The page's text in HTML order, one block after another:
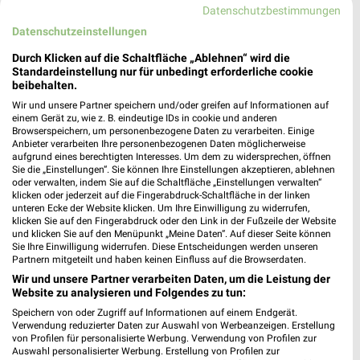
21,8 km
Angebote ab 03.08.
Noch morgen gültig
48,6 km
Angebote ab 01.08.
Noch heute gültig
XXXLutz XXXLutz
Datenschutzbestimmungen
Datenschutzeinstellungen
Durch Klicken auf die Schaltfläche „Ablehnen“ wird die
Standardeinstellung nur für unbedingt erforderliche cookie
beibehalten.
Wir und unsere Partner speichern und/oder greifen auf Informationen auf
einem Gerät zu, wie z. B. eindeutige IDs in cookie und anderen
Browserspeichern, um personenbezogene Daten zu verarbeiten. Einige
Anbieter verarbeiten Ihre personenbezogenen Daten möglicherweise
aufgrund eines berechtigten Interesses. Um dem zu widersprechen, öffnen
Sie die „Einstellungen“. Sie können Ihre Einstellungen akzeptieren, ablehnen
oder verwalten, indem Sie auf die Schaltfläche „Einstellungen verwalten“
klicken oder jederzeit auf die Fingerabdruck-Schaltfläche in der linken
unteren Ecke der Website klicken. Um Ihre Einwilligung zu widerrufen,
klicken Sie auf den Fingerabdruck oder den Link in der Fußzeile der Website
und klicken Sie auf den Menüpunkt „Meine Daten“. Auf dieser Seite können
Sie Ihre Einwilligung widerrufen. Diese Entscheidungen werden unseren
Partnern mitgeteilt und haben keinen Einfluss auf die Browserdaten.
Wir und unsere Partner verarbeiten Daten, um die Leistung der
Website zu analysieren und Folgendes zu tun:
Speichern von oder Zugriff auf Informationen auf einem Endgerät.
Verwendung reduzierter Daten zur Auswahl von Werbeanzeigen. Erstellung
von Profilen für personalisierte Werbung. Verwendung von Profilen zur
Auswahl personalisierter Werbung. Erstellung von Profilen zur